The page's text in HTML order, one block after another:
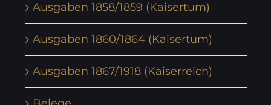
Ausgaben 1858/1859 (Kaisertum)
Ausgaben 1860/1864 (Kaisertum)
Ausgaben 1867/1918 (Kaiserreich)